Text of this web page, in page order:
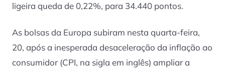
ligeira queda de 0,22%, para 34.440 pontos.
As bolsas da Europa subiram nesta quarta-feira,
20, após a inesperada desaceleração da inflação ao
consumidor (CPI, na sigla em inglês) ampliar a